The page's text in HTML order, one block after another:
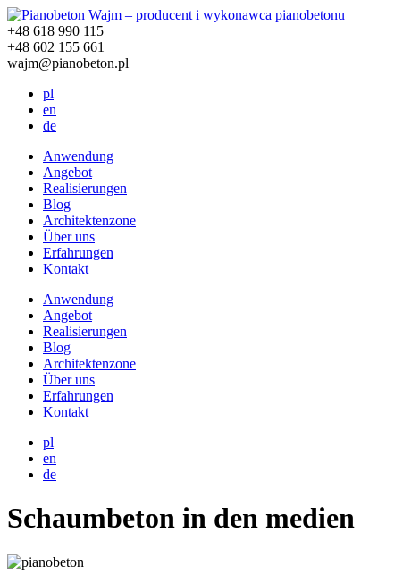
+48 618 990 115
+48 602 155 661
wajm@pianobeton.pl
pl
en
de
Anwendung
Angebot
Realisierungen
Blog
Architektenzone
Über uns
Erfahrungen
Kontakt
Anwendung
Angebot
Realisierungen
Blog
Architektenzone
Über uns
Erfahrungen
Kontakt
pl
en
de
Schaumbeton in den medien